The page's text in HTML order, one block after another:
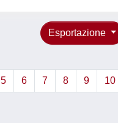
Esportazione
5 6 7 8 9 10